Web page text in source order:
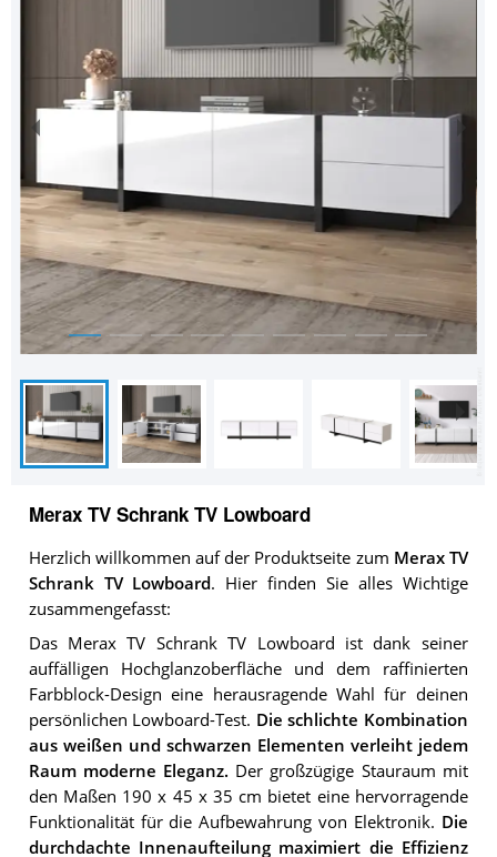
Merax TV Schrank TV Lowboard
Herzlich willkommen auf der Produktseite zum Merax TV
Schrank TV Lowboard. Hier finden Sie alles Wichtige
zusammengefasst:
Das Merax TV Schrank TV Lowboard ist dank seiner
auffälligen Hochglanzoberfläche und dem raffinierten
Farbblock-Design eine herausragende Wahl für deinen
persönlichen Lowboard-Test. Die schlichte Kombination
aus weißen und schwarzen Elementen verleiht jedem
Raum moderne Eleganz. Der großzügige Stauraum mit
den Maßen 190 x 45 x 35 cm bietet eine hervorragende
Funktionalität für die Aufbewahrung von Elektronik. Die
durchdachte Innenaufteilung maximiert die Effizienz